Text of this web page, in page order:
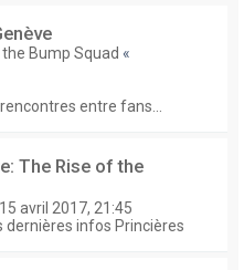
Bump Squad «
entre fans...
The Rise of the
15 avril 2017, 21:45
dernières infos Princières